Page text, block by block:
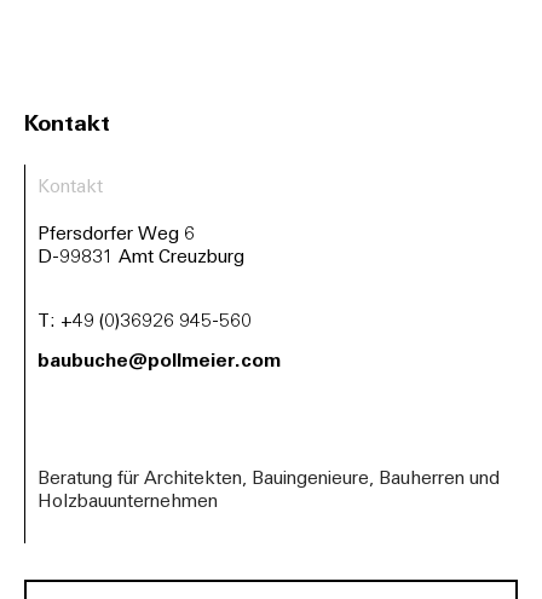
Kontakt
Kontakt
Pfersdorfer Weg 6
D-99831 Amt Creuzburg
T: +49 (0)36926 945-560
baubuche@pollmeier.com
Beratung für Architekten, Bauingenieure, Bauherren und
Holzbauunternehmen